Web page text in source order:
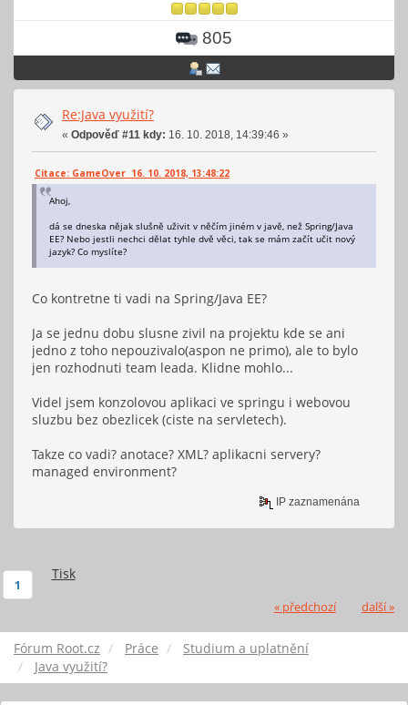
805
Re:Java využití?
« Odpověď #11 kdy: 16. 10. 2018, 14:39:46 »
Citace: GameOver 16. 10. 2018, 13:48:22
Ahoj,
dá se dneska nějak slušně uživit v něčím jiném v javě, než Spring/Java
EE? Nebo jestli nechci dělat tyhle dvě věci, tak se mám začít učit nový
jazyk? Co myslíte?
Co kontretne ti vadi na Spring/Java EE?
Ja se jednu dobu slusne zivil na projektu kde se ani
jedno z toho nepouzivalo(aspon ne primo), ale to bylo
jen rozhodnuti team leada. Klidne mohlo...
Videl jsem konzolovou aplikaci ve springu i webovou
sluzbu bez obezlicek (ciste na servletech).
Takze co vadi? anotace? XML? aplikacni servery?
managed environment?
IP zaznamenána
Tisk
1
« předchozí další »
Fórum Root.cz Práce
Studium a uplatnění
Java využití?